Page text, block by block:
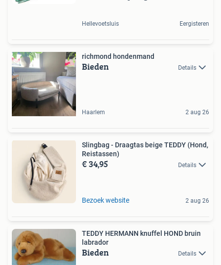
Hellevoetsluis Eergisteren
richmond hondenmand
Bieden Details
Haarlem 2 aug 26
Slingbag - Draagtas beige TEDDY (Hond,
Reistassen)
€ 34,95 Details
Bezoek website 2 aug 26
TEDDY HERMANN knuffel HOND bruin
labrador
Bieden Details